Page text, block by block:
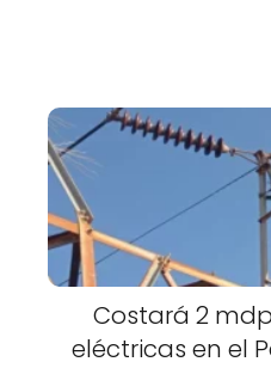
Costará 2
eléctricas en el